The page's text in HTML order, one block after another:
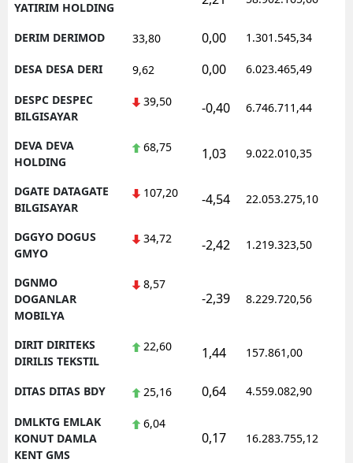
YATIRIM HOLDING
DERIM DERIMOD 33,80 0,00 1.301.545,34
DESA DESA DERI 9,62 0,00 6.023.465,49
DESPC DESPEC
BILGISAYAR
39,50 -0,40 6.746.711,44
DEVA DEVA
HOLDING
68,75 1,03 9.022.010,35
DGATE DATAGATE
BILGISAYAR
107,20 -4,54 22.053.275,10
DGGYO DOGUS
GMYO
34,72 -2,42 1.219.323,50
DGNMO
DOGANLAR
MOBILYA
8,57
-2,39 8.229.720,56
DIRIT DIRITEKS
DIRILIS TEKSTIL
22,60 1,44 157.861,00
DITAS DITAS BDY 25,16 0,64 4.559.082,90
DMLKTG EMLAK
KONUT DAMLA
KENT GMS
6,04
0,17 16.283.755,12